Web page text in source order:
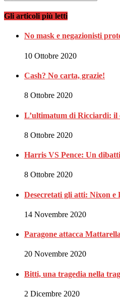
Gli articoli più letti
No mask e negazionisti
10 Ottobre 2020
Cash? No carta, grazie!
8 Ottobre 2020
L’ultimatum di Ricciardi: il
8 Ottobre 2020
Harris VS Pence: Un
8 Ottobre 2020
Desecretati gli atti: Nixon e
14 Novembre 2020
Paragone attacca
20 Novembre 2020
Bitti, una tragedia nella
2 Dicembre 2020